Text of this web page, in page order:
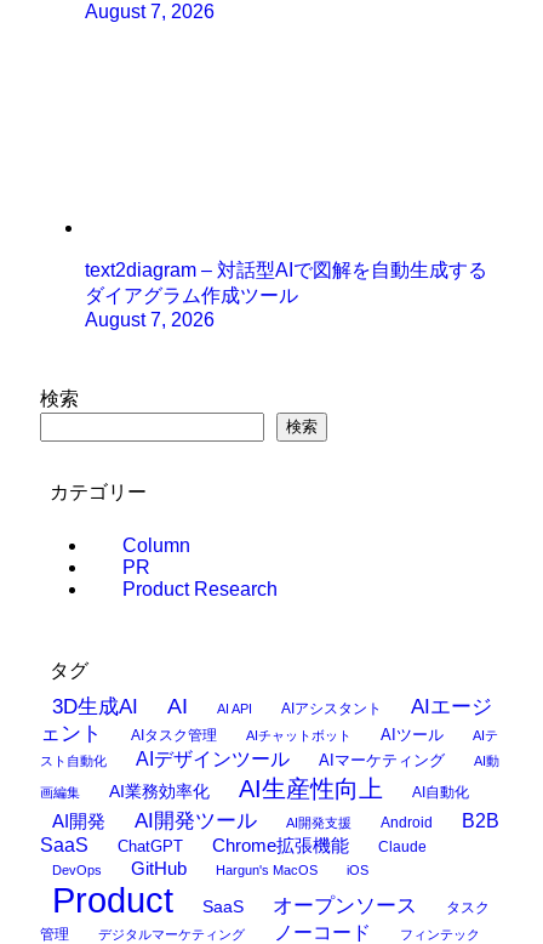
August 7, 2026
text2diagram – 対話型AIで図解を自動生成する
ダイアグラム作成ツール
August 7, 2026
検索
検索
カテゴリー
Column
PR
Product Research
タグ
3D生成AI AI AI API AIアシスタント
AIエージ
ェント
AIタスク管理 AIチャットボット AIツール
AIテ
スト自動化
AIデザインツール AIマーケティング AI動
画編集 AI業務効率化 AI生産性向上 AI自動化
AI開発 AI開発ツール AI開発支援 Android
B2B
SaaS
ChatGPT Chrome拡張機能 Claude
DevOps GitHub Hargun's MacOS iOS
Product SaaS オープンソース
タスク
管理
デジタルマーケティング ノーコード フィンテック